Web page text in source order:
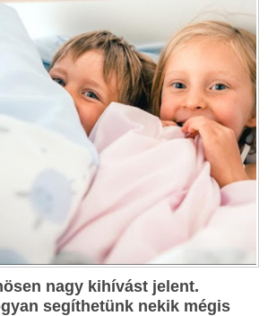
nagy kihívást jelent.
segíthetünk nekik mégis